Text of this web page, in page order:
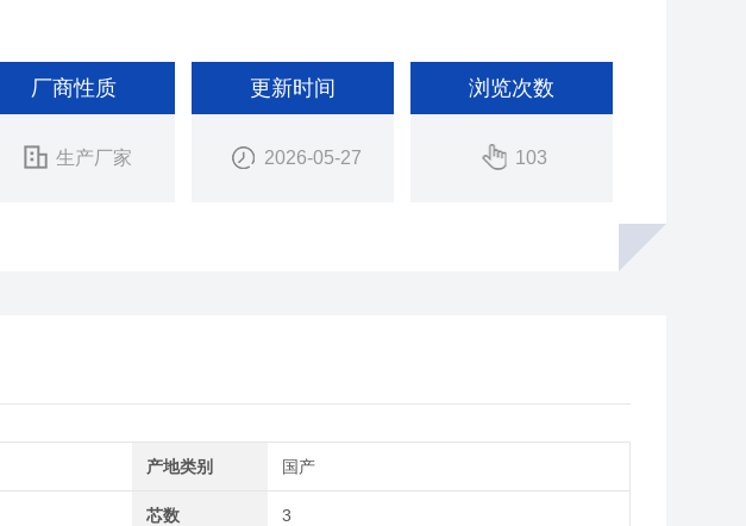
厂商性质
生产厂家
更新时间
2026-05-27
浏览次数
103
产地类别 国产
芯数 3